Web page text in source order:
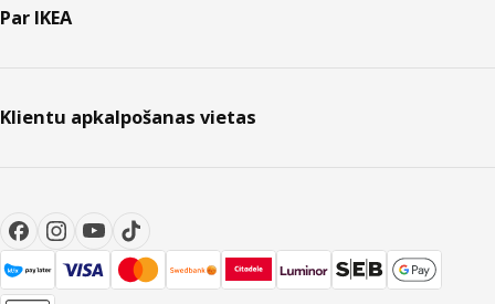
Par IKEA
Klientu apkalpošanas vietas